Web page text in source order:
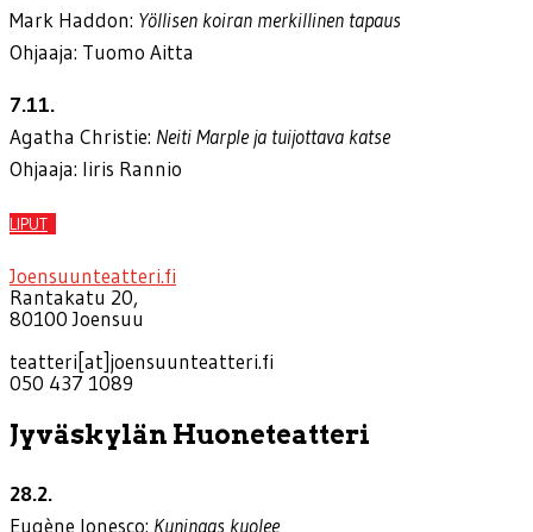
Mark Haddon: Yöllisen koiran merkillinen tapaus
Ohjaaja: Tuomo Aitta
7.11.
Agatha Christie: Neiti Marple ja tuijottava katse
Ohjaaja: Iiris Rannio
LIPUT
Joensuunteatteri.fi
Rantakatu 20,
80100 Joensuu
teatteri[at]joensuunteatteri.fi
050 437 1089
Jyväskylän Huoneteatteri
28.2.
Eugène Ionesco: Kuningas kuolee